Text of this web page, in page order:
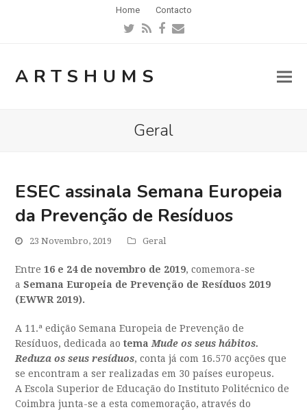
Home Contacto
Twitter
RSSFacebook
Email
ARTSHUMS
Geral
ESEC assinala Semana Europeia
da Prevenção de Resíduos
23 Novembro, 2019 Geral
Entre16 e 24 de novembro de 2019, comemora-se
aSemana Europeia de Prevenção de Resíduos 2019
(EWWR 2019).
A 11.ª edição Semana Europeia de Prevenção de
Resíduos, dedicada ao temaMude os seus hábitos.
Reduza os seus resíduos, conta já com 16.570 acções que
se encontram a ser realizadas em 30 países europeus.
A Escola Superior de Educação do Instituto Politécnico de
Coimbra junta-se a esta comemoração, através do